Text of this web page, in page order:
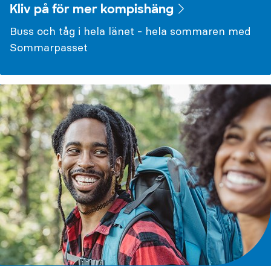
Kliv på för mer kompishäng
Buss och tåg i hela länet - hela sommaren med
Sommarpasset